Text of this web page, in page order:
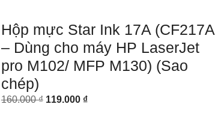
Hộp mực Star Ink 17A (CF217A
– Dùng cho máy HP LaserJet
pro M102/ MFP M130) (Sao
chép)
160.000₫ Original
119.000 ₫Current